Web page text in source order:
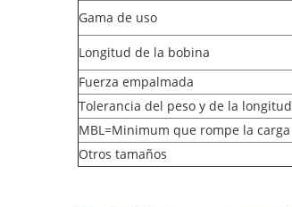
Gama de uso
Longitud de la bobina
Fuerza empalmada
Tolerancia del peso y de la longitud
MBL=Minimum que rompe la carga
Otros tamaños